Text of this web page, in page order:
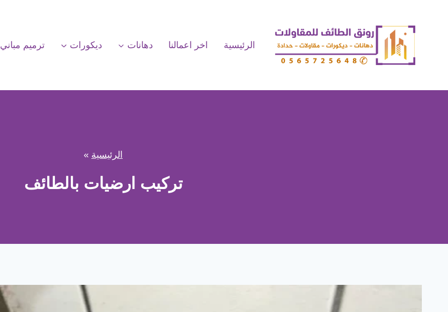
الرئيسية اخر اعمالنا دهانات ديكورات ترميم مباني
الرئيسية »
تركيب ارضيات بالطائف